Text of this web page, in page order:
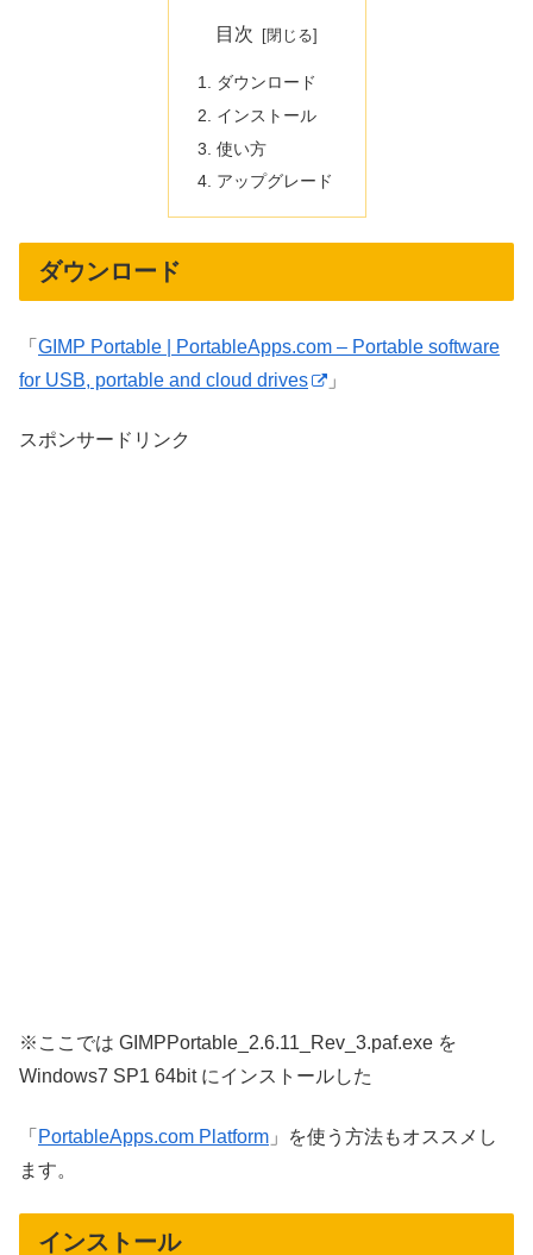
目次
ダウンロード
インストール
使い方
アップグレード
ダウンロード
「 GIMP Portable | PortableApps.com – Portable software
for USB, portable and cloud drives
」
スポンサードリンク
※ここでは GIMPPortable_2.6.11_Rev_3.paf.exe を
Windows7 SP1 64bit にインストールした
「 PortableApps.com Platform 」を使う方法もオススメし
ます。
インストール